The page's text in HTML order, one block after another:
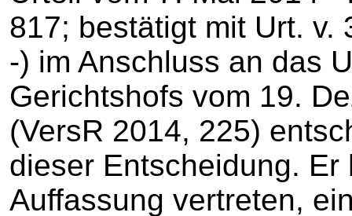
817; bestätigt mit Urt. v.
-) im Anschluss an das
Gerichtshofs vom 19.
(VersR 2014, 225)
dieser Entscheidung.
Auffassung vertreten,